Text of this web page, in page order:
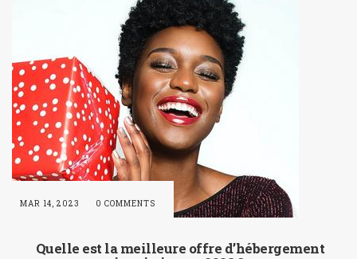
MAR 14, 2023 0 COMMENTS
Quelle est la meilleure offre d’hébergement